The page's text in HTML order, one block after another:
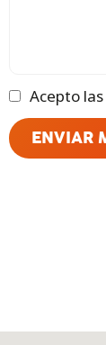
Acepto las
ENVIAR